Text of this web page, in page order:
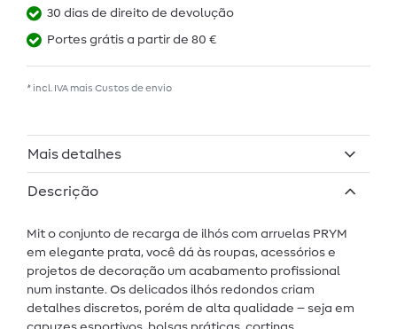
30 dias de direito de devolução
Portes grátis a partir de 80 €
* incl. IVA mais Custos de envio
Mais detalhes
Descrição
Mit o conjunto de recarga de ilhós com arruelas PRYM
em elegante prata, você dá às roupas, acessórios e
projetos de decoração um acabamento profissional
num instante. Os delicados ilhós redondos criam
detalhes discretos, porém de alta qualidade – seja em